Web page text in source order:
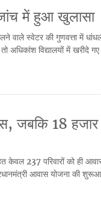
में हुआ खुलासा
वाले स्वेटर की गुणवत्ता में
विद्यालयों में खरीदे
जबकि 18 हजार
केवल 237 परिवारों को ही
आवास योजना की